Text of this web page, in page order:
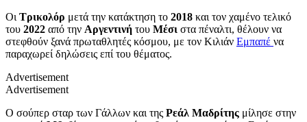
Οι Τρικολόρ μετά την κατάκτηση το 2018 και τον χαμένο τελικό
του 2022 από την Αργεντινή του Μέσι στα πέναλτι, θέλουν να
στεφθούν ξανά πρωταθλητές κόσμου, με τον Κιλιάν Εμπαπέ να
παραχωρεί δηλώσεις επί του θέματος.
Advertisement
Advertisement
Ο σούπερ σταρ των Γάλλων και της Ρεάλ Μαδρίτης μίλησε στην